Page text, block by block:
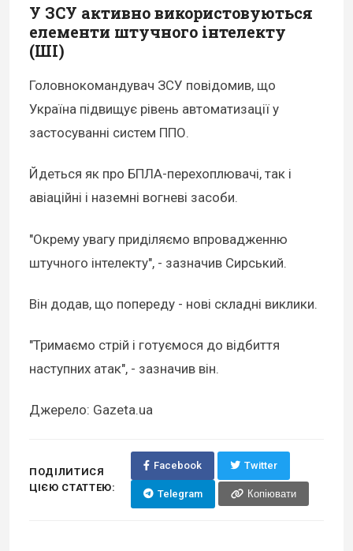
У ЗСУ активно використовуються
елементи штучного інтелекту
(ШІ)
Головнокомандувач ЗСУ повідомив, що
Україна підвищує рівень автоматизації у
застосуванні систем ППО.
Йдеться як про БПЛА-перехоплювачі, так і
авіаційні і наземні вогневі засоби.
"Окрему увагу приділяємо впровадженню
штучного інтелекту", - зазначив Сирський.
Він додав, що попереду - нові складні виклики.
"Тримаємо стрій і готуємося до відбиття
наступних атак", - зазначив він.
Джерело: Gazeta.ua
ПОДІЛИТИСЯ
ЦІЄЮ СТАТТЕЮ:
Facebook Twitter
Telegram Копіювати